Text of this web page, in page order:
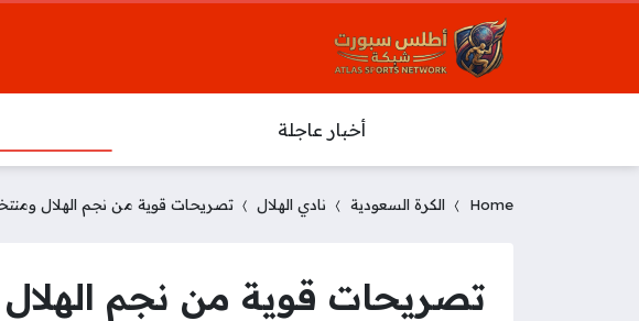
أخبار عاجلة
Home الكرة السعودية نادي الهلال تصريحات قوية من نجم الهلال
تصريحات قوية من نجم